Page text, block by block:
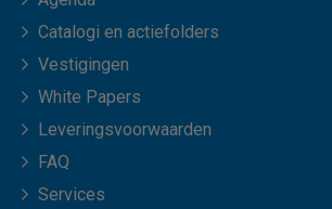
Catalogi en actiefolders
Vestigingen
White Papers
Leveringsvoorwaarden
FAQ
Services